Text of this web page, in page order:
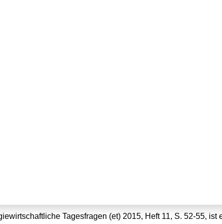
Tagesfragen (et) 2015, Heft 11, S. 52-55, ist